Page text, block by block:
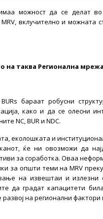
можност да се делат
вклучително и можната
на таква Регионална
бараат робусни
како и да се олесни
NC, BUR и NDC.
еколошката и
ќе ни овозможи да
за соработка. Оваа
за општи теми на MRV
на извештаи и излезни
да градат капацитети
развој на регионални